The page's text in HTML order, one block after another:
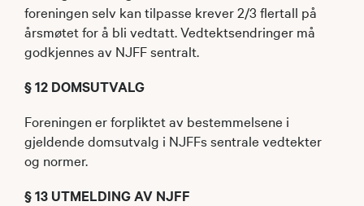
foreningen selv kan tilpasse krever 2/3 flertall på
årsmøtet for å bli vedtatt. Vedtektsendringer må
godkjennes av NJFF sentralt.
§ 12 DOMSUTVALG
Foreningen er forpliktet av bestemmelsene i
gjeldende domsutvalg i NJFFs sentrale vedtekter
og normer.
§ 13 UTMELDING AV NJFF